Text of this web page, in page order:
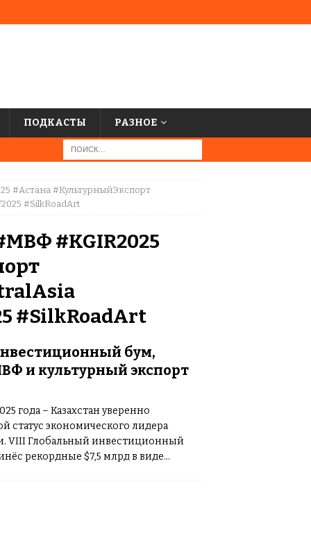
ПОДКАСТЫ РАЗНОЕ
#Астана #КультурныйЭкспорт
#SilkRoadArt
#KGIR2025
#SilkRoadArt
бум,
и культурный экспорт
года – Казахстан уверенно
статус экономического лидера
VIII Глобальный инвестиционный
рекордные $7,5 млрд в виде